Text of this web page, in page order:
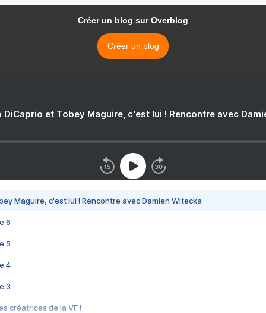
Créer un blog sur Overblog
Créer un blog
DiCaprio et Tobey Maguire, c'est lui ! Rencontre avec
Maguire, c'est lui ! Rencontre avec Damien Witecka
6
5
4
3
créatrices de la VF !